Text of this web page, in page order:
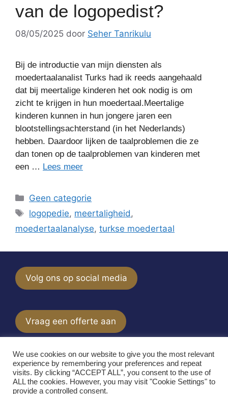
van de logopedist?
08/05/2025 door Seher Tanrikulu
Bij de introductie van mijn diensten als
moedertaalanalist Turks had ik reeds aangehaald
dat bij meertalige kinderen het ook nodig is om
zicht te krijgen in hun moedertaal.Meertalige
kinderen kunnen in hun jongere jaren een
blootstellingsachterstand (in het Nederlands)
hebben. Daardoor lijken de taalproblemen die ze
dan tonen op de taalproblemen van kinderen met
een … Lees meer
Categorieën
Geen categorie
Tags
logopedie, meertaligheid,
moedertaalanalyse, turkse moedertaal
Volg ons op social media
Vraag een offerte aan
Aanvullende expertise
We use cookies on our website to give you the most relevant
experience by remembering your preferences and repeat
visits. By clicking “ACCEPT ALL”, you consent to the use of
ALL the cookies. However, you may visit "Cookie Settings" to
provide a controlled consent.